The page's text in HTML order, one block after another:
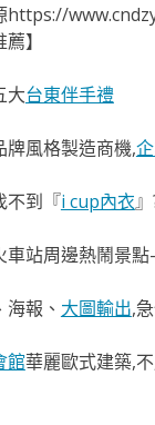
https://
】
大台東伴手禮
風格製造商機,
不到『i cup內衣
站周邊熱鬧景點-
報、 大圖輸出,
館華麗歐式建築,